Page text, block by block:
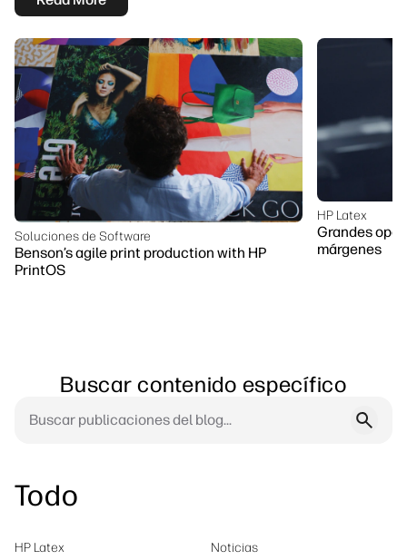
Soluciones de Software
Benson’s agile print production with HP
PrintOS
HP Latex
Grandes
márgenes
Buscar contenido específico
Todo
HP Latex
Noticias